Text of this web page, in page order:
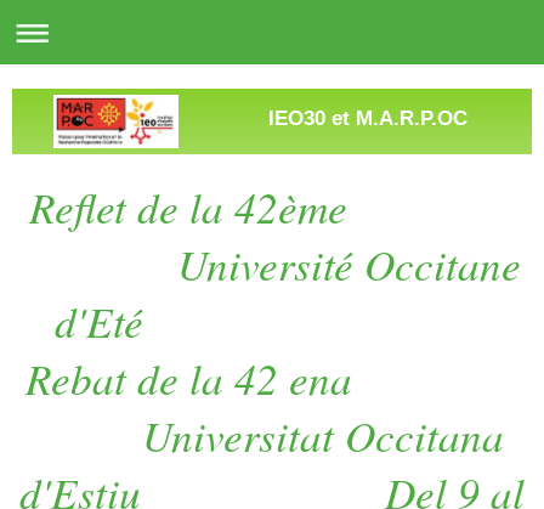
IEO30 et M.A.R.P.OC
Reflet de la 42ème
Université Occitane
d'Eté
Rebat de la 42 ena
Universitat Occitana
d'Estiu Del 9 al